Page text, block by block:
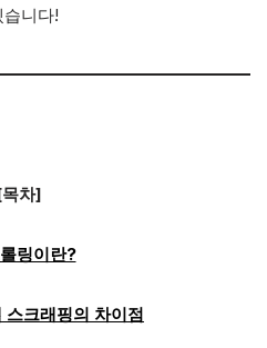
습니다!
차]
링이란?
스크래핑의 차이점